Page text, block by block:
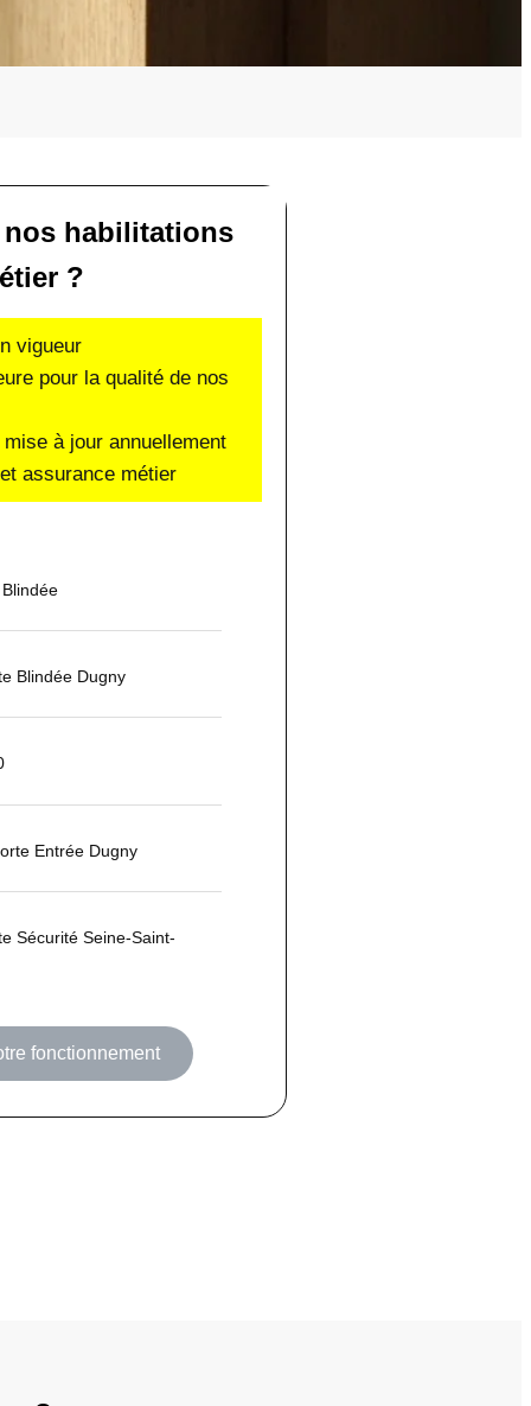
habilitations
?
vigueur
pour la qualité de nos
à jour annuellement
assurance métier
Blindée Dugny
Entrée Dugny
Sécurité Seine-Saint-
fonctionnement